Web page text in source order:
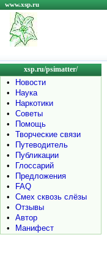
www.xsp.ru
xsp.ru/psimatter/
•
Новости
•
Наука
•
Наркотики
•
Советы
•
Помощь
•
Творческие связи
•
Путеводитель
•
Публикации
•
Глоссарий
•
Предложения
•
FAQ
•
Смех сквозь слёзы
•
Отзывы
•
Автор
•
Манифест